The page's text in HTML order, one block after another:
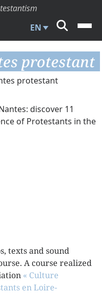
EN
protestant
protestant
discover 11
of Protestants in the
texts and sound
A course realized
« Culture
en Loire-